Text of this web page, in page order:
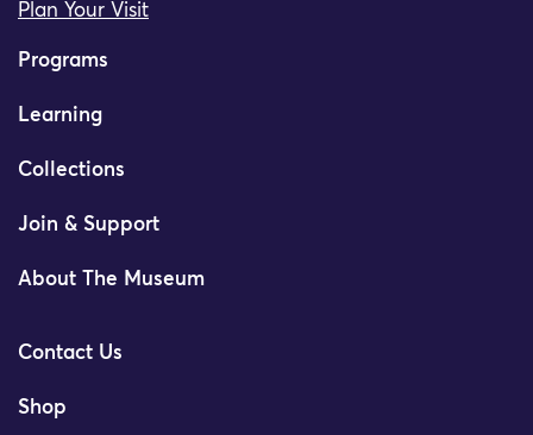
Plan Your Visit
Programs
Learning
Collections
Join & Support
About The Museum
Contact Us
Shop